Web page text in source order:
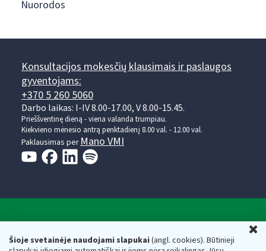
Šioje svetainėje naudojami slapukai(angl. cookies). Būtinieji
Nuorodos
Konsultacijos mokesčių klausimais ir paslaugos
gyventojams:
+370 5 260 5060
Darbo laikas: I-IV 8.00-17.00, V 8.00-15.45.
Prieššventinę dieną - viena valanda trumpiau.
Kiekvieno mėnesio antrą penktadienį 8.00 val. - 12.00 val.
Paklausimas per Mano VMI
Respublikos finansų ministerijos